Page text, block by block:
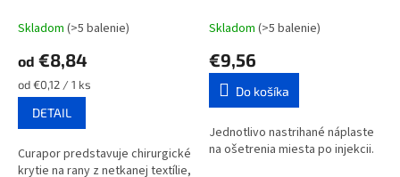
Skladom (>5 balenie)
od €8,84
Jednotková
cena:
od €0,12 / 1 ks
DETAIL
Curapor predstavuje chirurgické
krytie na rany z netkanej textílie,
Skladom (>5 balenie)
€9,56
Do košíka
Jednotlivo nastrihané náplaste
na ošetrenia miesta po injekcii.